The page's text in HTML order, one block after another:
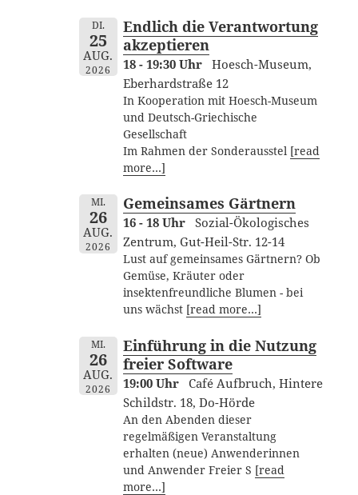
DI.
25
AUG.
2026
Endlich die Verantwortung
akzeptieren
18 - 19:30 Uhr
Hoesch-Museum,
Eberhardstraße 12
In Kooperation mit Hoesch-Museum
und Deutsch-Griechische
Gesellschaft
Im Rahmen der Sonderausstel [read
more…]
MI.
26
AUG.
2026
Gemeinsames Gärtnern
16 - 18 Uhr
Sozial-Ökologisches
Zentrum, Gut-Heil-Str. 12-14
Lust auf gemeinsames Gärtnern? Ob
Gemüse, Kräuter oder
insektenfreundliche Blumen - bei
uns wächst [read more…]
MI.
26
AUG.
2026
Einführung in die Nutzung
freier Software
19:00 Uhr
Café Aufbruch, Hintere
Schildstr. 18, Do-Hörde
An den Abenden dieser
regelmäßigen Veranstaltung
erhalten (neue) Anwenderinnen
und Anwender Freier S [read
more…]